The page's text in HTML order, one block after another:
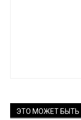
ЭТО МОЖЕТ БЫТЬ